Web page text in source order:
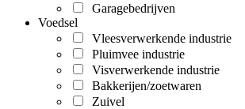
Garagebedrijven
Voedsel
Vleesverwerkende industrie
Pluimvee industrie
Visverwerkende industrie
Bakkerijen/zoetwaren
Zuivel